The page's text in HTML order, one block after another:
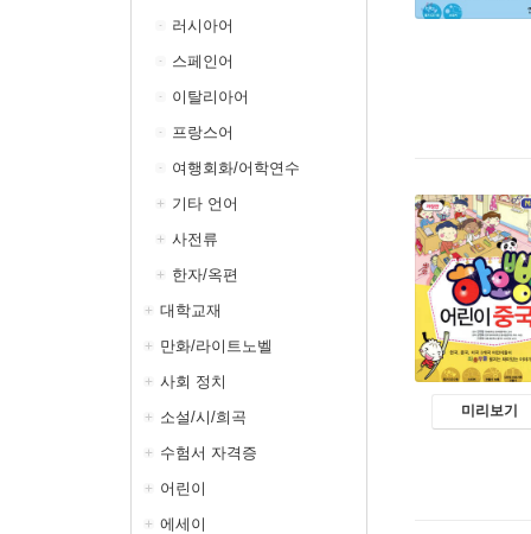
러시아어
스페인어
이탈리아어
프랑스어
여행회화/어학연수
기타 언어
사전류
한자/옥편
대학교재
만화/라이트노벨
사회 정치
소설/시/희곡
수험서 자격증
어린이
에세이
미리보기